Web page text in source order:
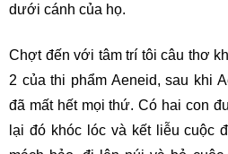
dưới cánh của họ.
Chợt đến với tâm trí tôi câu thơ
2 của thi phẩm Aeneid, sau khi
đã mất hết mọi thứ. Có hai con
lại đó khóc lóc và kết liễu cuộc